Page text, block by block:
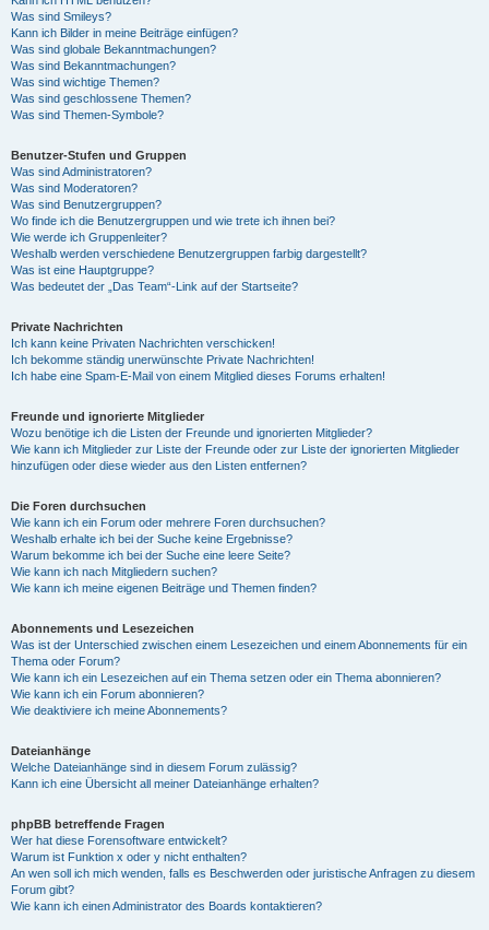
Was sind Smileys?
Kann ich Bilder in meine Beiträge einfügen?
Was sind globale Bekanntmachungen?
Was sind Bekanntmachungen?
Was sind wichtige Themen?
Was sind geschlossene Themen?
Was sind Themen-Symbole?
Benutzer-Stufen und Gruppen
Was sind Administratoren?
Was sind Moderatoren?
Was sind Benutzergruppen?
Wo finde ich die Benutzergruppen und wie trete ich ihnen bei?
Wie werde ich Gruppenleiter?
Weshalb werden verschiedene Benutzergruppen farbig dargestellt?
Was ist eine Hauptgruppe?
Was bedeutet der „Das Team“-Link auf der Startseite?
Private Nachrichten
Ich kann keine Privaten Nachrichten verschicken!
Ich bekomme ständig unerwünschte Private Nachrichten!
Ich habe eine Spam-E-Mail von einem Mitglied dieses Forums erhalten!
Freunde und ignorierte Mitglieder
Wozu benötige ich die Listen der Freunde und ignorierten Mitglieder?
Wie kann ich Mitglieder zur Liste der Freunde oder zur Liste der ignorierten Mitglieder
hinzufügen oder diese wieder aus den Listen entfernen?
Die Foren durchsuchen
Wie kann ich ein Forum oder mehrere Foren durchsuchen?
Weshalb erhalte ich bei der Suche keine Ergebnisse?
Warum bekomme ich bei der Suche eine leere Seite?
Wie kann ich nach Mitgliedern suchen?
Wie kann ich meine eigenen Beiträge und Themen finden?
Abonnements und Lesezeichen
Was ist der Unterschied zwischen einem Lesezeichen und einem Abonnements für ein
Thema oder Forum?
Wie kann ich ein Lesezeichen auf ein Thema setzen oder ein Thema abonnieren?
Wie kann ich ein Forum abonnieren?
Wie deaktiviere ich meine Abonnements?
Dateianhänge
Welche Dateianhänge sind in diesem Forum zulässig?
Kann ich eine Übersicht all meiner Dateianhänge erhalten?
phpBB betreffende Fragen
Wer hat diese Forensoftware entwickelt?
Warum ist Funktion x oder y nicht enthalten?
An wen soll ich mich wenden, falls es Beschwerden oder juristische Anfragen zu diesem
Forum gibt?
Wie kann ich einen Administrator des Boards kontaktieren?